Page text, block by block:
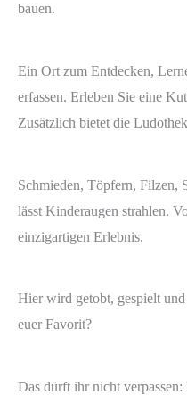
bauen.
Ein Ort zum Entdecken,
erfassen. Erleben Sie eine
Zusätzlich bietet die
Schmieden, Töpfern, Filzen,
lässt Kinderaugen strahlen.
einzigartigen Erlebnis.
Hier wird getobt, gespielt
euer Favorit?
Das dürft ihr nicht